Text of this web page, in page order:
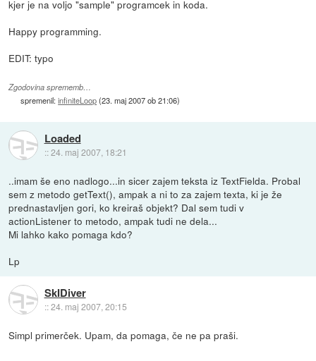
kjer je na voljo "sample" programcek in koda.
Happy programming.
EDIT: typo
Zgodovina sprememb…
spremenil:infiniteLoop(23. maj 2007 ob 21:06)
Loaded
::24. maj 2007, 18:21
..imam še eno nadlogo...in sicer zajem teksta iz TextFielda. Probal
sem z metodo getText(), ampak a ni to za zajem texta, ki je že
prednastavljen gori, ko kreiraš objekt? Dal sem tudi v
actionListener to metodo, ampak tudi ne dela...
Mi lahko kako pomaga kdo?
Lp
SkIDiver
::24. maj 2007, 20:15
Simpl primerček. Upam, da pomaga, če ne pa praši.